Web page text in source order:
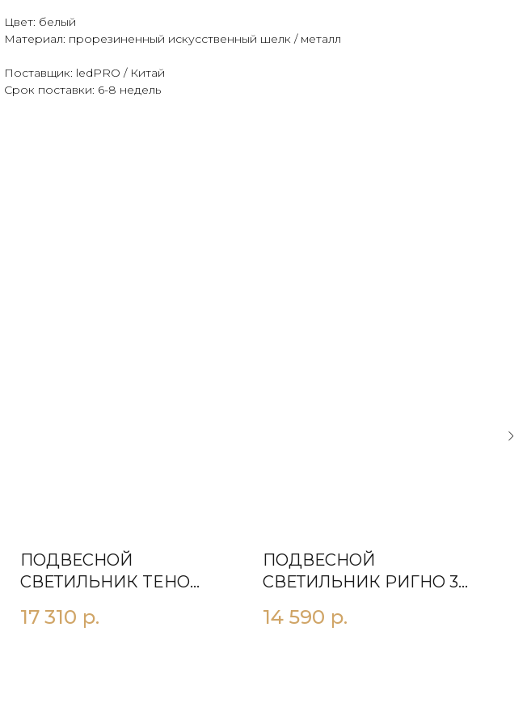
Цвет: белый
Материал: прорезиненный искусственный шелк / металл
Поставщик: ledPRO / Китай
Срок поставки: 6-8 недель
ПОДВЕСНОЙ
СВЕТИЛЬНИК TEНO
17 310 р.
ПОДВЕСНОЙ
СВЕТИЛЬНИК РИГНO 3X
14 590 р.